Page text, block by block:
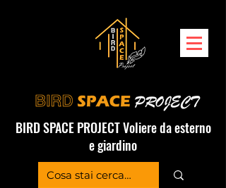
BIRD SPACE PROJECT Voliere da esterno
e giardino